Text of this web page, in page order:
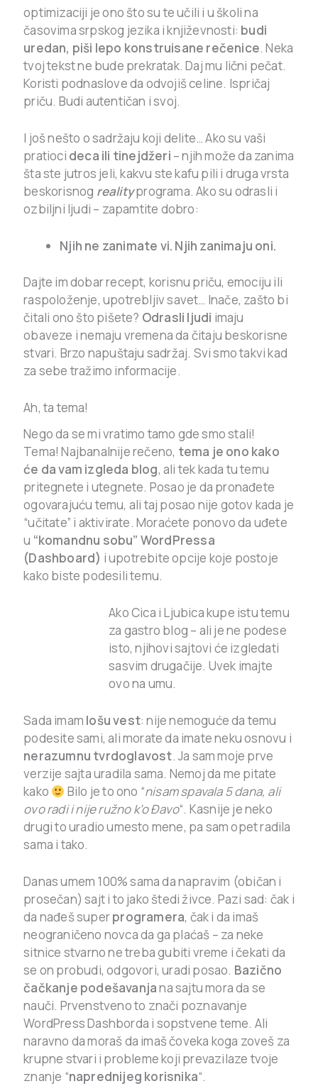
optimizaciji je ono što su te učili i u školi na
časovima srpskog jezika i književnosti: budi
uredan, piši lepo konstruisane rečenice. Neka
tvoj tekst ne bude prekratak. Daj mu lični pečat.
Koristi podnaslove da odvojiš celine. Ispričaj
priču. Budi autentičan i svoj.
I još nešto o sadržaju koji delite… Ako su vaši
pratioci deca ili tinejdžeri – njih može da zanima
šta ste jutros jeli, kakvu ste kafu pili i druga vrsta
beskorisnog realityprograma. Ako su odrasli i
ozbiljni ljudi – zapamtite dobro:
Njih ne zanimate vi. Njih zanimaju oni.
Dajte im dobar recept, korisnu priču, emociju ili
raspoloženje, upotrebljiv savet… Inače, zašto bi
čitali ono što pišete? Odrasli ljudi imaju
obaveze i nemaju vremena da čitaju beskorisne
stvari. Brzo napuštaju sadržaj. Svi smo takvi kad
za sebe tražimo informacije.
Ah, ta tema!
Nego da se mi vratimo tamo gde smo stali!
Tema! Najbanalnije rečeno, tema je ono kako
će da vam izgleda blog, ali tek kada tu temu
pritegnete i utegnete. Posao je da pronađete
ogovarajuću temu, ali taj posao nije gotov kada je
“učitate” i aktivirate. Moraćete ponovo da uđete
u “komandnu sobu” WordPressa
(Dashboard) i upotrebite opcije koje postoje
kako biste podesili temu.
Ako Cica i Ljubica kupe istu temu
za gastro blog – ali je ne podese
isto, njihovi sajtovi će izgledati
sasvim drugačije. Uvek imajte
ovo na umu.
Sada imam lošu vest: nije nemoguće da temu
podesite sami, ali morate da imate neku osnovu i
nerazumnu tvrdoglavost. Ja sam moje prve
verzije sajta uradila sama. Nemoj da me pitate
kako
Bilo je to ono “nisam spavala 5 dana, ali
ovo radi i nije ružno k’o Đavo“. Kasnije je neko
drugi to uradio umesto mene, pa sam opet radila
sama i tako.
Danas umem 100% sama da napravim (običan i
prosečan) sajt i to jako štedi živce. Pazi sad: čak i
da nađeš superprogramera, čak i da imaš
neograničeno novca da ga plaćaš – za neke
sitnice stvarno ne treba gubiti vreme i čekati da
se on probudi, odgovori, uradi posao. Bazično
čačkanje podešavanjana sajtu mora da se
nauči. Prvenstveno to znači poznavanje
WordPress Dashborda i sopstvene teme. Ali
naravno da moraš da imaš čoveka koga zoveš za
krupne stvari i probleme koji prevazilaze tvoje
znanje “naprednijeg korisnika“.